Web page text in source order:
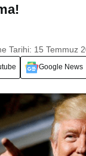
Tarihi: 15 Temmuz
Google News